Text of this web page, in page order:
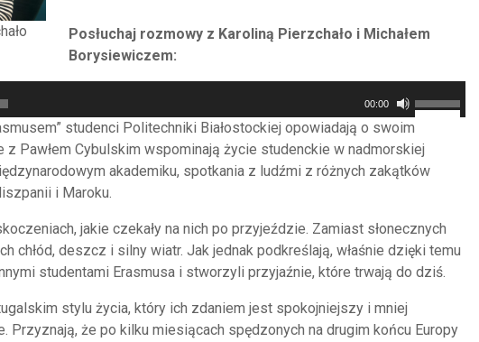
Posłuchaj rozmowy z Karoliną Pierzchało i Michałem
Borysiewiczem:
00:00
Używaj
strzałek
do
góry/do
zwiększyć
lub
zmniejszyć
studenci Politechniki Białostockiej opowiadają o swoim
Pawłem Cybulskim wspominają życie studenckie w nadmorskiej
akademiku, spotkania z ludźmi z różnych zakątków
i Maroku.
jakie czekały na nich po przyjeździe. Zamiast słonecznych
chłód, deszcz i silny wiatr. Jak jednak podkreślają, właśnie dzięki temu
studentami Erasmusa i stworzyli przyjaźnie, które trwają do dziś.
stylu życia, który ich zdaniem jest spokojniejszy i mniej
Przyznają, że po kilku miesiącach spędzonych na drugim końcu Europy